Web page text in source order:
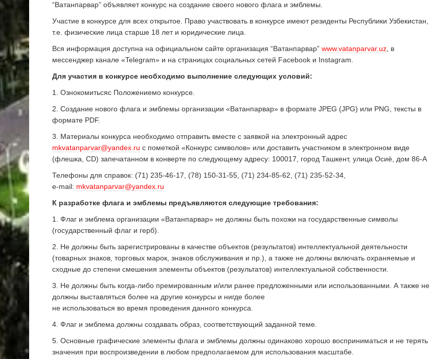
“Ватанпарвар” объявляет конкурс на создание своего нового флага и эмблемы.
Участие в конкурсе для всех открытое. Право участвовать в конкурсе имеют резиденты Республики Узбекистан,
т.е. физические лица старше 18 лет и юридические лица.
Вся информация доступна на официальном сайте организация “Ватанпарвар” www.vatanparvar.uz , в
мессенджер канале «Telegram» и на страницах социальных сетей Facebook и Instagram.
Для участия в конкурсе необходимо выполнение следующих условий:
1. Ознокомитьсяс Положениемо конкурсе.
2. Создание нового флага и эмблемы организации «Ватанпарвар» в формате JPEG (JPG) или PNG, тексты в
формате PDF.
3. Материалы конкурса необходимо отправить вместе с заявкой на электронный адрес
mkvatanparvar@yandex.ru с пометкой «Конкурс символов» или доставить участником в электронном виде
(флешка, CD) запечатанном в конверте по следующему адресу: 100017, город Ташкент, улица Осиё, дом 86-А
Телефоны для справок: (71) 235-46-17, (78) 150-31-55, (71) 234-85-62, (71) 235-52-34,
e-mail: mkvatanparvar@yandex.ru
К разработке флага и эмблемы предъявляются следующие требования:
1. Флаг и эмблема организации «Ватанпарвар» не должны быть похожи на государственные символы
(государственный флаг и герб).
2. Не должны быть зарегистрированы в качестве объектов (результатов) интеллектуальной деятельности
(товарных знаков, торговых марок, знаков обслуживания и пр.), а также не должны включать охраняемые и
сходные до степени смешения элементы объектов (результатов) интеллектуальной собственности.
3. Не должны быть когда-либо премированным и/или ранее предложенными или использованными. А также не
должны выставляться более на другие конкурсы и нигде более
не использоваться во время проведения данного конкурса.
4. Флаг и эмблема должны создавать образ, соответствующий заданной теме.
5. Основные графические элементы флага и эмблемы должны одинаково хорошо восприниматься и не терять
значения при воспроизведении в любом предполагаемом для использования масштабе.